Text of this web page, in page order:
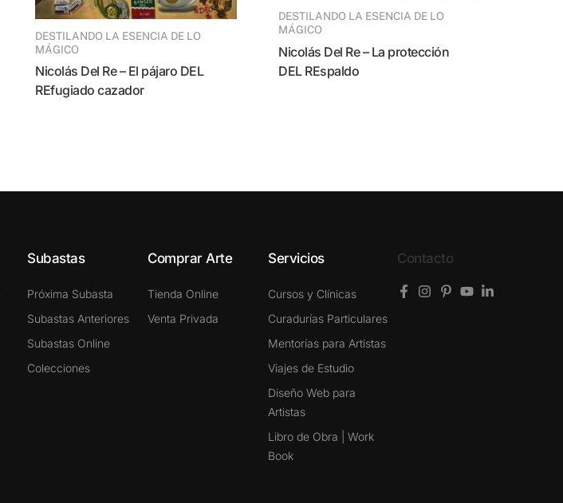
DESTILANDO LA ESENCIA DE LO
MÁGICO
Nicolás Del Re – El pájaro DEL
REfugiado cazador
DESTILANDO LA ESENCIA DE LO
MÁGICO
Nicolás Del Re – La protección
DEL REspaldo
Subastas
Próxima Subasta
Subastas Anteriores
Subastas Online
Colecciones
Comprar Arte
Tienda Online
Venta Privada
Servicios
Cursos y Clínicas
Curadurías Particulares
Mentorías para Artistas
Viajes de Estudio
Diseño Web para
Artistas
Libro de Obra | Work
Book
Contacto